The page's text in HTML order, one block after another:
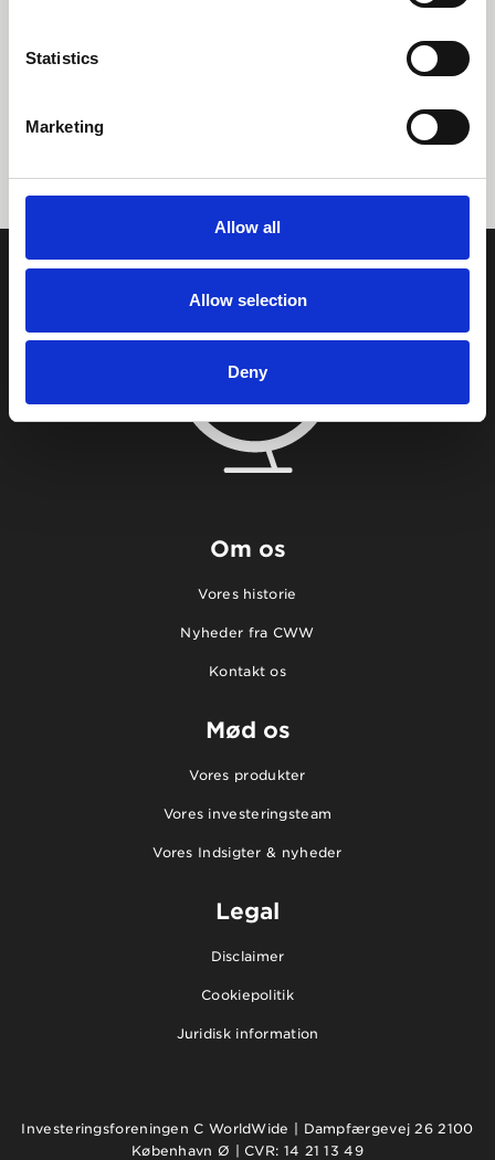
Statistics
Marketing
Allow all
Allow selection
Deny
Om os
Vores historie
Nyheder fra CWW
Kontakt os
Mød os
Vores produkter
Vores investeringsteam
Vores Indsigter & nyheder
Legal
Disclaimer
Cookiepolitik
Juridisk information
Investeringsforeningen C WorldWide | Dampfærgevej 26 2100
København Ø | CVR: 14 21 13 49